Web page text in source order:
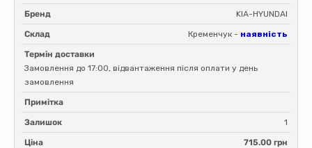
Бренд KIA-HYUNDAI
Склад Кременчук - наявність
Термін доставки
Замовлення до 17:00, відвантаження після оплати у день
замовлення
Примітка
Залишок 1
Ціна 715.00 грн